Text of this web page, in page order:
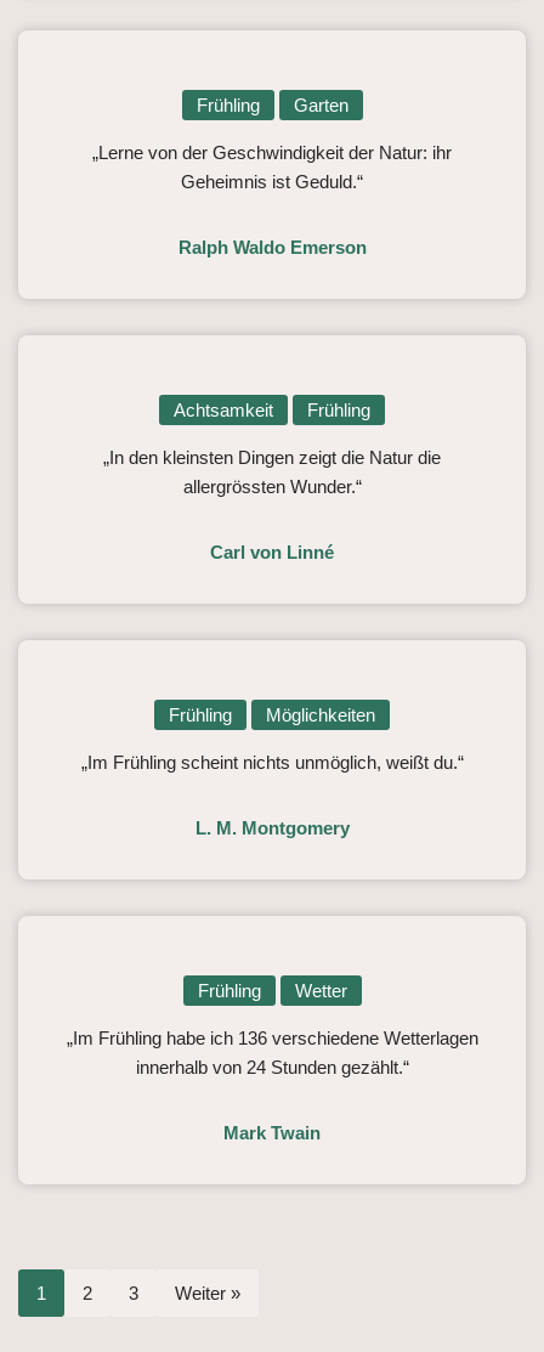
Frühling Garten
„Lerne von der Geschwindigkeit der Natur: ihr
Geheimnis ist Geduld.“
Ralph Waldo Emerson
Achtsamkeit Frühling
„In den kleinsten Dingen zeigt die Natur die
allergrössten Wunder.“
Carl von Linné
Frühling Möglichkeiten
„Im Frühling scheint nichts unmöglich, weißt du.“
L. M. Montgomery
Frühling Wetter
„Im Frühling habe ich 136 verschiedene Wetterlagen
innerhalb von 24 Stunden gezählt.“
Mark Twain
1 2 3 Weiter »